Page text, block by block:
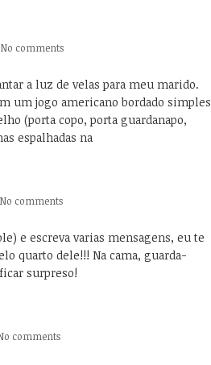
No comments
a luz de velas para meu marido.
um jogo americano bordado simples
(porta copo, porta guardanapo,
espalhadas na
No comments
e escreva varias mensagens, eu te
quarto dele!!! Na cama, guarda-
surpreso!
comments